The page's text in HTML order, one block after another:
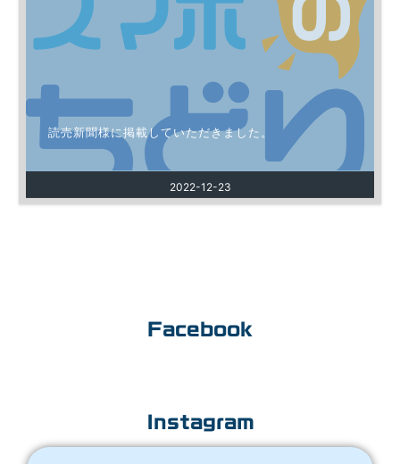
2022-12-23
読売新聞様に掲載していただきました。
Facebook
Instagram